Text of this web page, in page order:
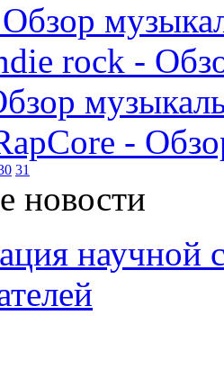
31
новости
научной